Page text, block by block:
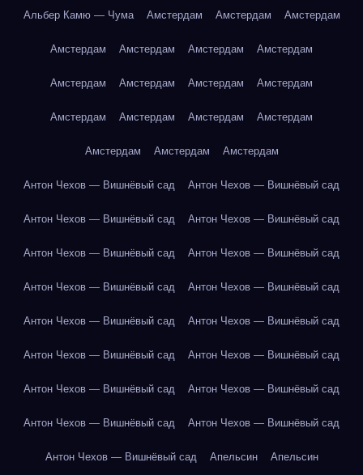
Альбер Камю — Чума Амстердам Амстердам Амстердам
Амстердам Амстердам Амстердам Амстердам
Амстердам Амстердам Амстердам Амстердам
Амстердам Амстердам Амстердам Амстердам
Амстердам Амстердам Амстердам
Антон Чехов — Вишнёвый сад Антон Чехов — Вишнёвый сад
Антон Чехов — Вишнёвый сад Антон Чехов — Вишнёвый сад
Антон Чехов — Вишнёвый сад Антон Чехов — Вишнёвый сад
Антон Чехов — Вишнёвый сад Антон Чехов — Вишнёвый сад
Антон Чехов — Вишнёвый сад Антон Чехов — Вишнёвый сад
Антон Чехов — Вишнёвый сад Антон Чехов — Вишнёвый сад
Антон Чехов — Вишнёвый сад Антон Чехов — Вишнёвый сад
Антон Чехов — Вишнёвый сад Антон Чехов — Вишнёвый сад
Антон Чехов — Вишнёвый сад Апельсин Апельсин